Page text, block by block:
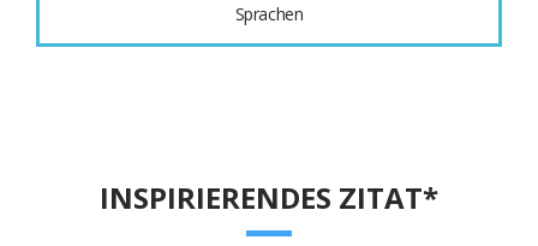
Sprachen
INSPIRIERENDES ZITAT*